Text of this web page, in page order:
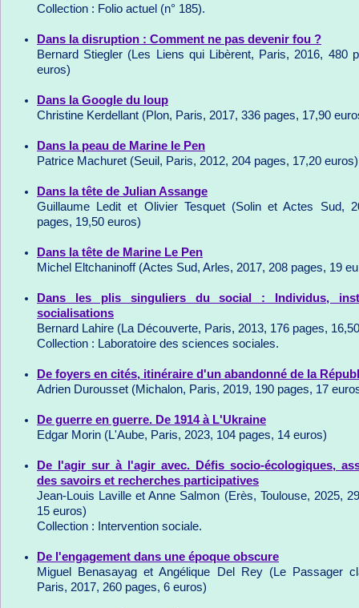
Collection : Folio actuel (n° 185).
Dans la disruption : Comment ne pas devenir fou ?
Bernard Stiegler (Les Liens qui Libèrent, Paris, 2016, 480
euros)
Dans la Google du loup
Christine Kerdellant (Plon, Paris, 2017, 336 pages, 17,90
Dans la peau de Marine le Pen
Patrice Machuret (Seuil, Paris, 2012, 204 pages, 17,20 euros)
Dans la tête de Julian Assange
Guillaume Ledit et Olivier Tesquet (Solin et Actes Sud,
pages, 19,50 euros)
Dans la tête de Marine Le Pen
Michel Eltchaninoff (Actes Sud, Arles, 2017, 208 pages, 19
Dans les plis singuliers du social : Individus,
socialisations
Bernard Lahire (La Découverte, Paris, 2013, 176 pages,
Collection : Laboratoire des sciences sociales.
De foyers en cités, itinéraire d'un abandonné de la
Adrien Durousset (Michalon, Paris, 2019, 190 pages, 17
De guerre en guerre. De 1914 à L'Ukraine
Edgar Morin (L'Aube, Paris, 2023, 104 pages, 14 euros)
De l'agir sur à l'agir avec. Défis socio-écologiques,
des savoirs et recherches participatives
Jean-Louis Laville et Anne Salmon (Erès, Toulouse, 2025,
15 euros)
Collection : Intervention sociale.
De l'engagement dans une époque obscure
Miguel Benasayag et Angélique Del Rey (Le Passager
Paris, 2017, 260 pages, 6 euros)